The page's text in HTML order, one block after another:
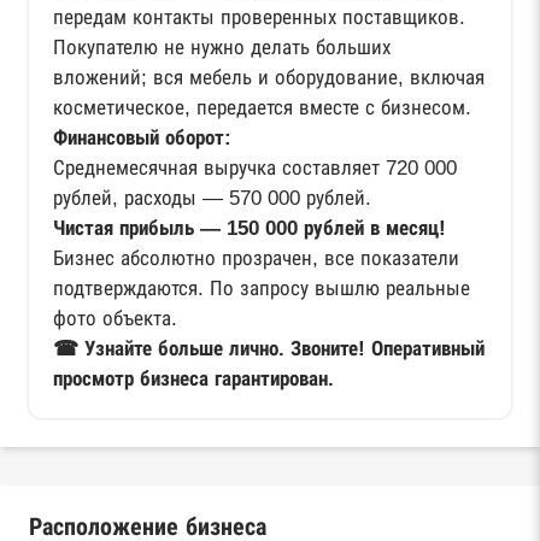
передам контакты проверенных поставщиков.
Покупателю не нужно делать больших
вложений; вся мебель и оборудование, включая
косметическое, передается вместе с бизнесом.
Финансовый оборот:
Среднемесячная выручка составляет 720 000
рублей, расходы — 570 000 рублей.
Чистая прибыль — 150 000 рублей в месяц!
Бизнес абсолютно прозрачен, все показатели
подтверждаются. По запросу вышлю реальные
фото объекта.
☎ Узнайте больше лично. Звоните! Оперативный
просмотр бизнеса гарантирован.
Расположение бизнеса